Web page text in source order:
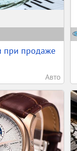
при продаже
Авто